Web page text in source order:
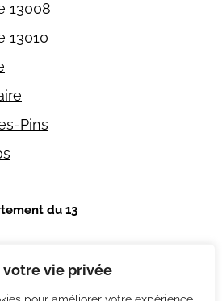
votre vie privée
13008
13010
Pins
du 13